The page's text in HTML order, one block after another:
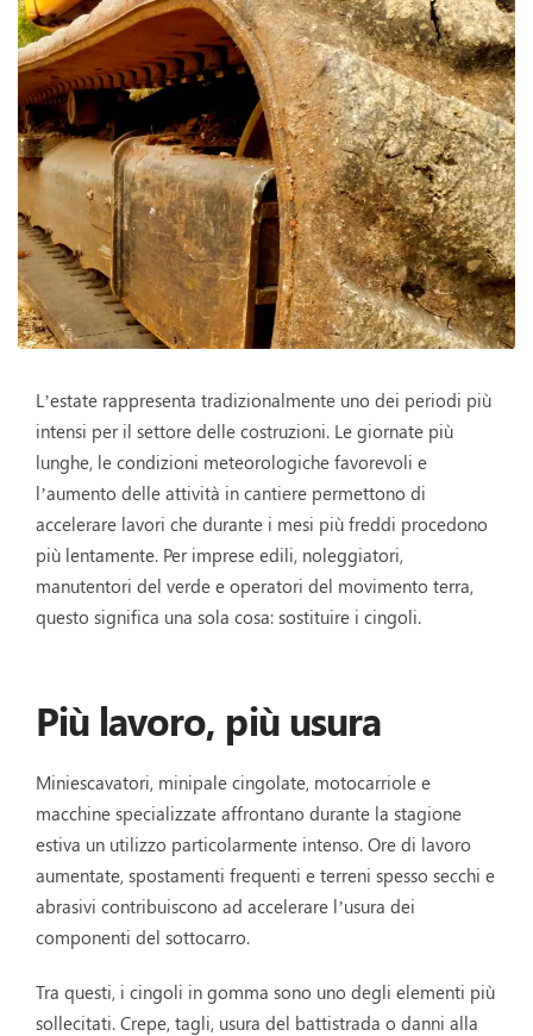
L’estate rappresenta tradizionalmente uno dei periodi più
intensi per il settore delle costruzioni. Le giornate più
lunghe, le condizioni meteorologiche favorevoli e
l’aumento delle attività in cantiere permettono di
accelerare lavori che durante i mesi più freddi procedono
più lentamente. Per imprese edili, noleggiatori,
manutentori del verde e operatori del movimento terra,
questo significa una sola cosa: sostituire i cingoli.
Più lavoro, più usura
Miniescavatori, minipale cingolate, motocarriole e
macchine specializzate affrontano durante la stagione
estiva un utilizzo particolarmente intenso. Ore di lavoro
aumentate, spostamenti frequenti e terreni spesso secchi e
abrasivi contribuiscono ad accelerare l’usura dei
componenti del sottocarro.
Tra questi, i cingoli in gomma sono uno degli elementi più
sollecitati. Crepe, tagli, usura del battistrada o danni alla